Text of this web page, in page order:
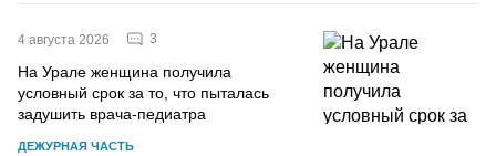
4 августа 2026 3
На Урале женщина получила
условный срок за то, что пыталась
задушить врача-педиатра
ДЕЖУРНАЯ ЧАСТЬ